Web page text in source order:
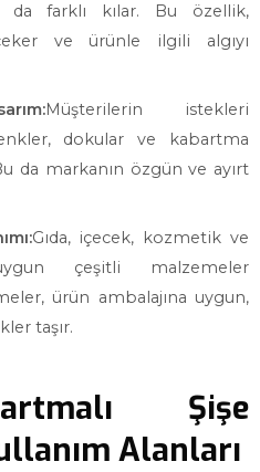
da farklı kılar. Bu özellik,
ve ürünle ilgili algıyı
Müşterilerin istekleri
dokular ve kabartma
da markanın özgün ve ayırt
Gıda, içecek, kozmetik ve
çeşitli malzemeler
ürün ambalajına uygun,
taşır.
Şişe
Alanları